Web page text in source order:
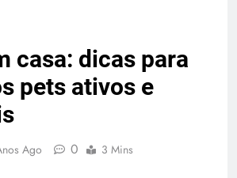
casa: dicas para
pets ativos e
Ago 0 3 Mins